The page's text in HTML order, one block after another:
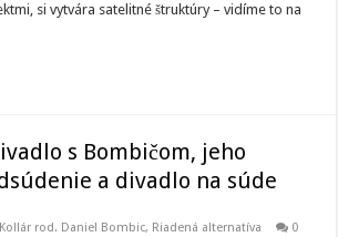
si vytvára satelitné štruktúry – vidíme to na
s Bombičom, jeho
a divadlo na súde
rod. Daniel Bombic, Riadená alternatíva 0